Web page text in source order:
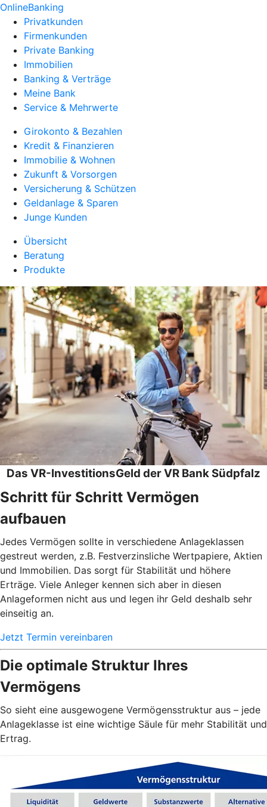
OnlineBanking
Privatkunden
Firmenkunden
Private Banking
Immobilien
Banking & Verträge
Meine Bank
Service & Mehrwerte
Girokonto & Bezahlen
Kredit & Finanzieren
Immobilie & Wohnen
Zukunft & Vorsorgen
Versicherung & Schützen
Geldanlage & Sparen
Junge Kunden
Übersicht
Beratung
Produkte
Das VR-InvestitionsGeld der VR Bank Südpfalz
Schritt für Schritt Vermögen
aufbauen
Jedes Vermögen sollte in verschiedene Anlageklassen
gestreut werden, z.B. Festverzinsliche Wertpapiere, Aktien
und Immobilien. Das sorgt für Stabilität und höhere
Erträge. Viele Anleger kennen sich aber in diesen
Anlageformen nicht aus und legen ihr Geld deshalb sehr
einseitig an.
Jetzt Termin vereinbaren
Die optimale Struktur Ihres
Vermögens
So sieht eine ausgewogene Vermögensstruktur aus – jede
Anlageklasse ist eine wichtige Säule für mehr Stabilität und
Ertrag.